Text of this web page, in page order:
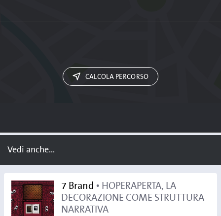
CALCOLA PERCORSO
Vedi anche...
7 Brand • HOPERAPERTA, LA
DECORAZIONE COME STRUTTURA
NARRATIVA